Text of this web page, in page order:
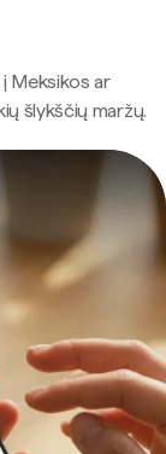
į Meksikos ar
šlykščių maržų.